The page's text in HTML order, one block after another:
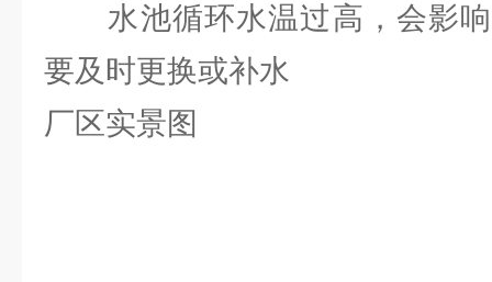
水池循环水温过高，会影响
要及时更换或补水
厂区实景图